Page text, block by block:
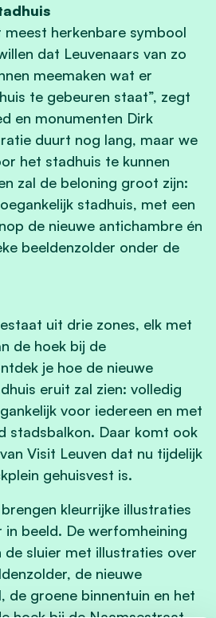
meest herkenbare symbool
dat Leuvenaars van zo
meemaken wat er
te gebeuren staat”, zegt
en monumenten Dirk
duurt nog lang, maar we
het stadhuis te kunnen
zal de beloning groot zijn:
stadhuis, met een
de nieuwe antichambre én
beeldenzolder onder de
uit drie zones, elk met
de hoek bij de
je hoe de nieuwe
eruit zal zien: volledig
voor iedereen en met
stadsbalkon. Daar komt ook
Visit Leuven dat nu tijdelijk
gehuisvest is.
kleurrijke illustraties
beeld. De werfomheining
de sluier met illustraties over
de nieuwe
de groene binnentuin en het